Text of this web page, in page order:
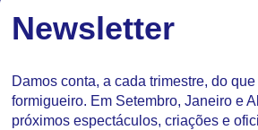
Newsletter
Damos conta, a cada trimestre, do
formigueiro. Em Setembro, Janeiro e
próximos espectáculos, criações e